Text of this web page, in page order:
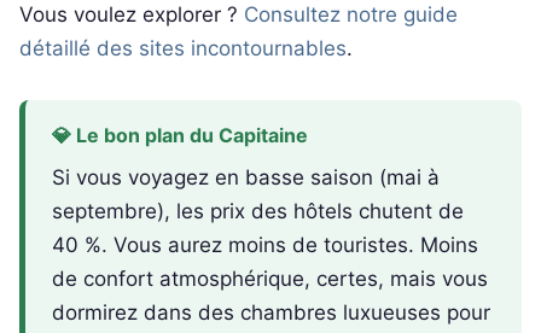
Vous voulez explorer ? Consultez notre guide
détaillé des sites incontournables.
💎 Le bon plan du Capitaine
Si vous voyagez en basse saison (mai à
septembre), les prix des hôtels chutent de
40 %. Vous aurez moins de touristes. Moins
de confort atmosphérique, certes, mais vous
dormirez dans des chambres luxueuses pour